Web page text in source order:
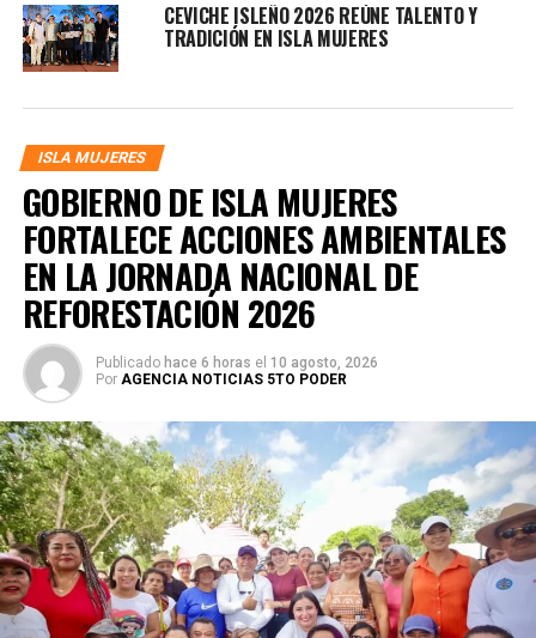
CEVICHE ISLEÑO 2026 REÚNE TALENTO Y
TRADICIÓN EN ISLA MUJERES
ISLA MUJERES
GOBIERNO DE ISLA MUJERES
FORTALECE ACCIONES AMBIENTALES
EN LA JORNADA NACIONAL DE
REFORESTACIÓN 2026
Publicado hace 6 horas el 10 agosto, 2026
Por AGENCIA NOTICIAS 5TO PODER